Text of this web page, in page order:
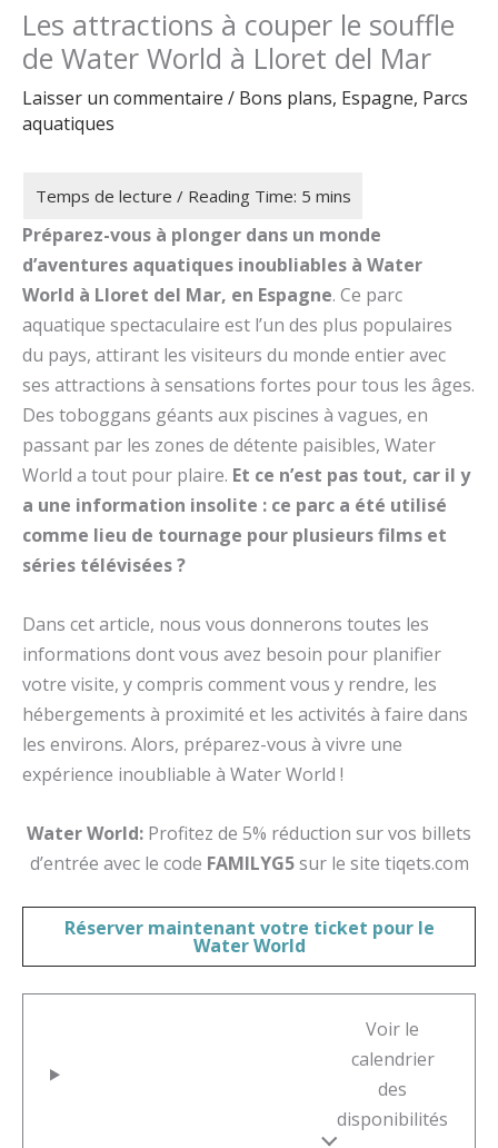
Les attractions à couper le souffle
de Water World à Lloret del Mar
Laisser un commentaire / Bons plans, Espagne, Parcs
aquatiques
Préparez-vous à plonger dans un monde
d’aventures aquatiques inoubliables à Water
World à Lloret del Mar, en Espagne. Ce parc
aquatique spectaculaire est l’un des plus populaires
du pays, attirant les visiteurs du monde entier avec
ses attractions à sensations fortes pour tous les âges.
Des toboggans géants aux piscines à vagues, en
passant par les zones de détente paisibles, Water
World a tout pour plaire. Et ce n’est pas tout, car il y
a une information insolite : ce parc a été utilisé
comme lieu de tournage pour plusieurs films et
séries télévisées ?
Dans cet article, nous vous donnerons toutes les
informations dont vous avez besoin pour planifier
votre visite, y compris comment vous y rendre, les
hébergements à proximité et les activités à faire dans
les environs. Alors, préparez-vous à vivre une
expérience inoubliable à Water World !
Water World: Profitez de 5% réduction sur vos billets
d’entrée avec le code FAMILYG5sur le site tiqets.com
Réserver maintenant votre ticket pour le
Water World
Voir le
calendrier
des
disponibilités